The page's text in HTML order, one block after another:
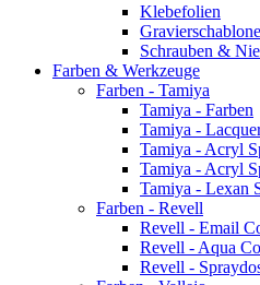
Klebefolien
Schrauben &
Farben & Werkzeuge
Farben - Tamiya
Tamiya - Farben
Tamiya -
Tamiya - Acryl
Tamiya - Acryl
Tamiya - Lexan
Farben - Revell
Revell - Email
Revell - Aqua
Revell -